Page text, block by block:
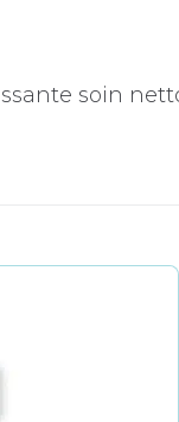
soin